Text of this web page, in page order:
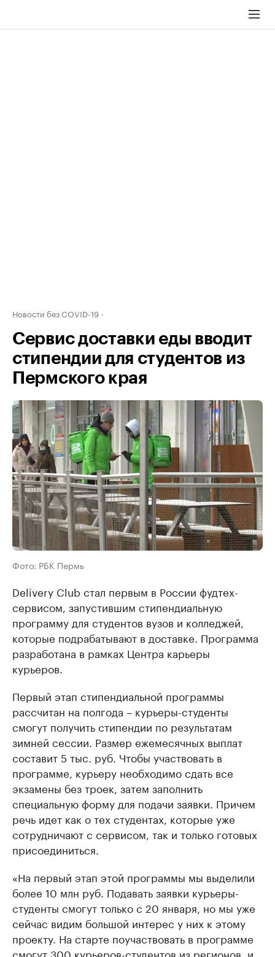
Новости без COVID-19
Сервис доставки еды вводит
стипендии для студентов из
Пермского края
Фото: РБК Пермь
Delivery Club стал первым в России фудтех-
сервисом, запустившим стипендиальную
программу для студентов вузов и колледжей,
которые подрабатывают в доставке. Программа
разработана в рамках Центра карьеры
курьеров.
Первый этап стипендиальной программы
рассчитан на полгода – курьеры-студенты
смогут получить стипендии по результатам
зимней сессии. Размер ежемесячных выплат
составит 5 тыс. руб. Чтобы участвовать в
программе, курьеру необходимо сдать все
экзамены без троек, затем заполнить
специальную форму для подачи заявки. Причем
речь идет как о тех студентах, которые уже
сотрудничают с сервисом, так и только готовых
присоединиться.
«На первый этап этой программы мы выделили
более 10 млн руб. Подавать заявки курьеры-
студенты смогут только с 20 января, но мы уже
сейчас видим большой интерес у них к этому
проекту. На старте поучаствовать в программе
смогут 300 курьеров-студентов из регионов, и